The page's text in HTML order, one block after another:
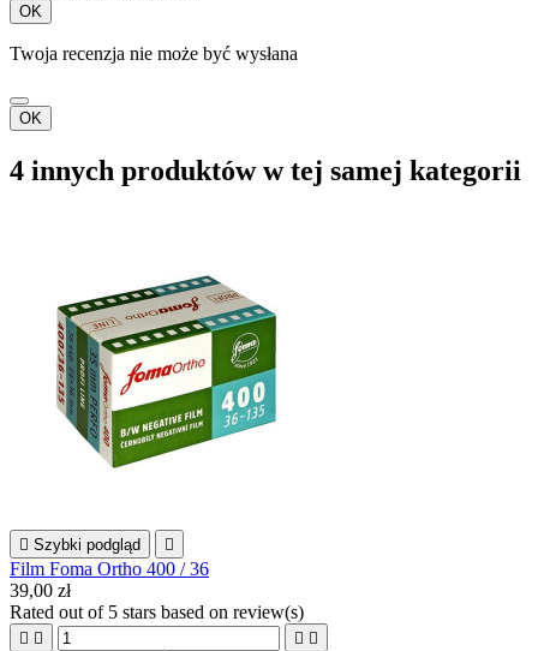
OK
Twoja recenzja nie może być wysłana
OK
4 innych produktów w tej samej kategorii
 Szybki podgląd 
Film Foma Ortho 400 / 36
39,00 zł
Rated out of 5 stars based on review(s)
   